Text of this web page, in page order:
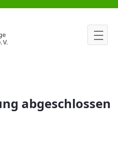
abgeschlossen